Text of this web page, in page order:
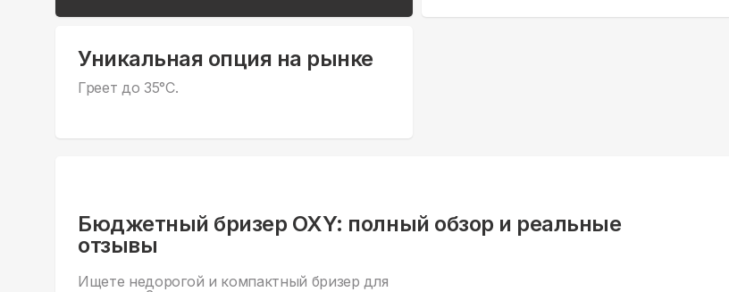
Уникальная опция на рынке
Греет до 35°С.
Бюджетный бризер OXY: полный обзор и реальные
отзывы
Ищете недорогой и компактный бризер для